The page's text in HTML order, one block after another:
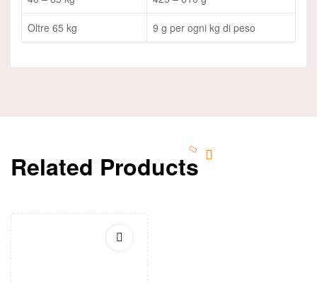
Oltre 65 kg 9 g per ogni kg di peso
Related Products